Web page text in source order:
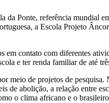
da Ponte, referência mundial
a Escola Projeto
em contato com diferentes
e ter renda familiar de até
meio de projetos de
de abolição, a relação entre
o clima africano e o